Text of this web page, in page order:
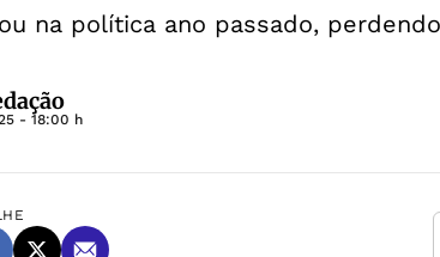
na política ano passado,
- 18:00 h